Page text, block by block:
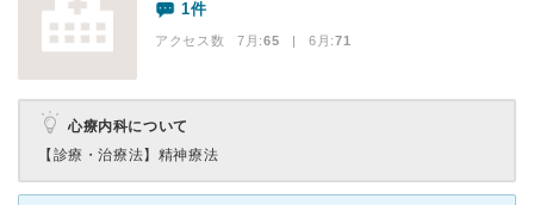
1件
アクセス数 7月:65 | 6月:71
心療内科について
【診療・治療法】 精神療法